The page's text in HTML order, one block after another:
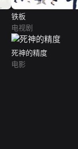
铁板
电视剧
死神的精度
电影